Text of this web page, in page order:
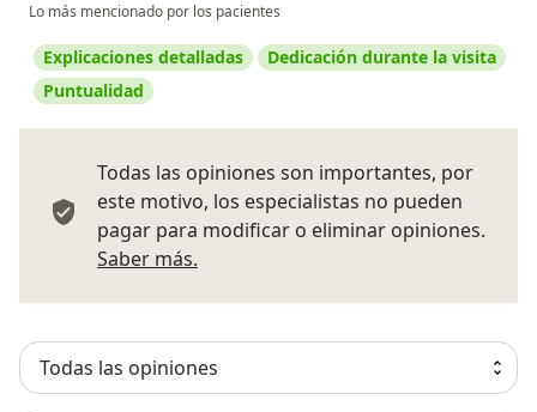
Lo más mencionado por los pacientes
Explicaciones detalladas
Dedicación durante la visita
Puntualidad
Todas las opiniones son importantes, por
este motivo, los especialistas no pueden
pagar para modificar o eliminar opiniones.
Saber más.